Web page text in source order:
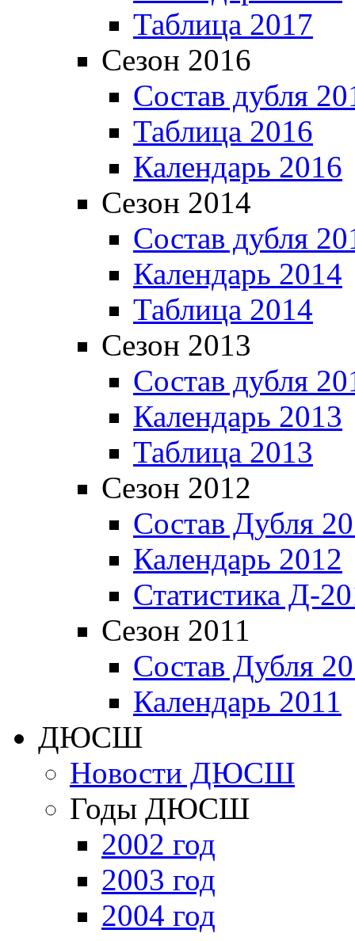
Таблица 2017
Сезон 2016
Состав дубля
Таблица 2016
Календарь 2016
Сезон 2014
Состав дубля
Календарь 2014
Таблица 2014
Сезон 2013
Состав дубля
Календарь 2013
Таблица 2013
Сезон 2012
Состав Дубля
Календарь 2012
Статистика Д-
Сезон 2011
Состав Дубля
Календарь 2011
ДЮСШ
Новости ДЮСШ
Годы ДЮСШ
2002 год
2003 год
2004 год